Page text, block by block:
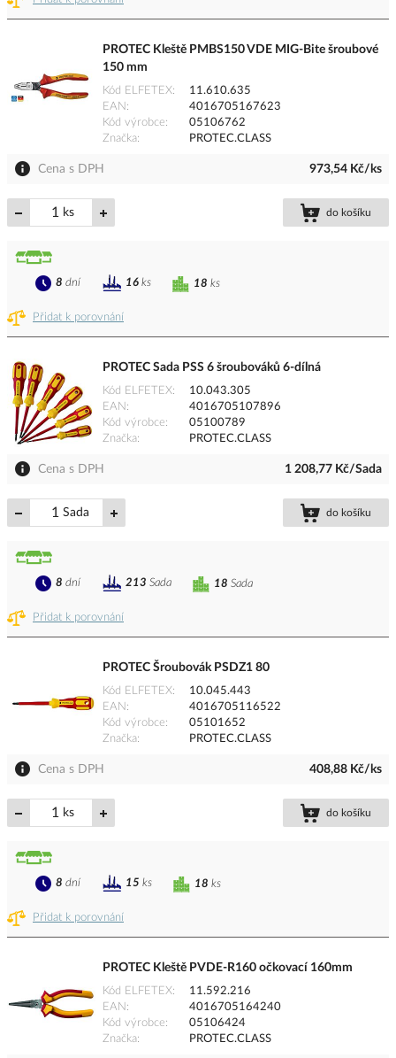
PROTEC Kleště PMBS150 VDE MIG-Bite šroubové
150 mm
Kód ELFETEX
11.610.635
EAN
4016705167623
Kód výrobce
05106762
Značka
PROTEC.CLASS
Cena s DPH 973,54 Kč/ks
ks do košíku
Přidat k porovnání
18 ks
8 dní 16 ks
PROTEC Sada PSS 6 šroubováků 6-dílná
Kód ELFETEX
10.043.305
EAN
4016705107896
Kód výrobce
05100789
Značka
PROTEC.CLASS
Cena s DPH 1 208,77 Kč/Sada
Sada do košíku
Přidat k porovnání
18 Sada
8 dní 213 Sada
PROTEC Šroubovák PSDZ1 80
Kód ELFETEX
10.045.443
EAN
4016705116522
Kód výrobce
05101652
Značka
PROTEC.CLASS
Cena s DPH 408,88 Kč/ks
ks do košíku
Přidat k porovnání
18 ks
8 dní 15 ks
PROTEC Kleště PVDE-R160 očkovací 160mm
Kód ELFETEX
11.592.216
EAN
4016705164240
Kód výrobce
05106424
Značka
PROTEC.CLASS